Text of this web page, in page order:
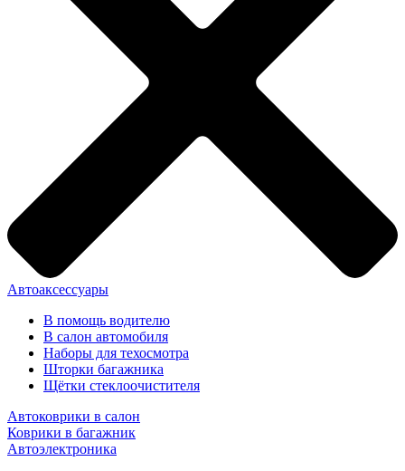
Автоаксессуары
В помощь водителю
В салон автомобиля
Наборы для техосмотра
Шторки багажника
Щётки стеклоочистителя
Автоковрики в салон
Коврики в багажник
Автоэлектроника